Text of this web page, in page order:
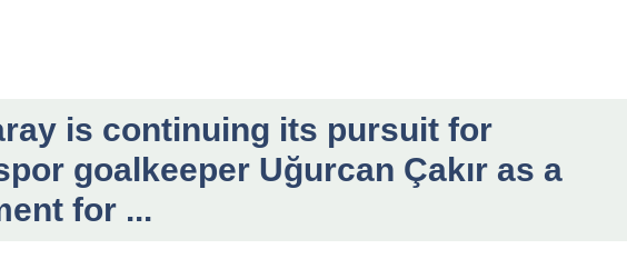
is continuing its pursuit for
goalkeeper Uğurcan Çakır as a
for ...